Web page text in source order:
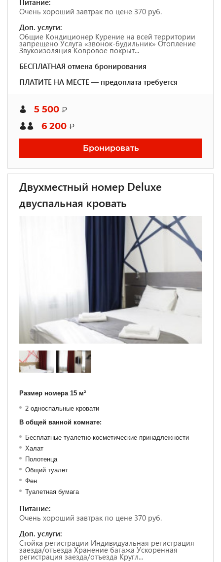
Питание:
Очень хороший завтрак по цене 370 руб.
Доп. услуги:
Общие Кондиционер Курение на всей территории
запрещено Услуга «звонок-будильник» Отопление
Звукоизоляция Ковровое покрыт...
БЕСПЛАТНАЯ отмена бронирования
ПЛАТИТЕ НА МЕСТЕ — предоплата требуется
5 500 ₽
6 200 ₽
Бронировать
Двухместный номер Deluxe
двуспальная кровать
Размер номера 15 м²
2 односпальные кровати
В общей ванной комнате:
Бесплатные туалетно-косметические принадлежности
Халат
Полотенца
Общий туалет
Фен
Туалетная бумага
Питание:
Очень хороший завтрак по цене 370 руб.
Доп. услуги:
Стойка регистрации Индивидуальная регистрация
заезда/отъезда Хранение багажа Ускоренная
регистрация заезда/отъезда Кругл...